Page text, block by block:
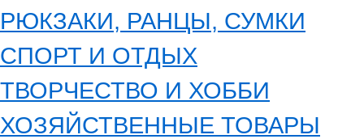
РЮКЗАКИ, РАНЦЫ, СУМКИ
СПОРТ И ОТДЫХ
ТВОРЧЕСТВО И ХОББИ
ХОЗЯЙСТВЕННЫЕ ТОВАРЫ